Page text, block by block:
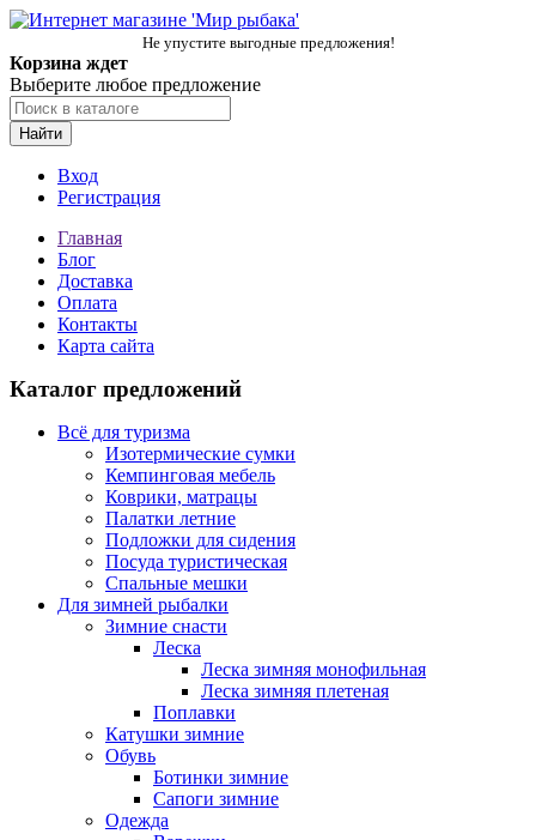
Не упустите выгодные предложения!
Корзина ждет
Выберите любое предложение
Найти
Вход
Регистрация
Главная
Блог
Доставка
Оплата
Контакты
Карта сайта
Каталог предложений
Всё для туризма
Изотермические сумки
Кемпинговая мебель
Коврики, матрацы
Палатки летние
Подложки для сидения
Посуда туристическая
Спальные мешки
Для зимней рыбалки
Зимние снасти
Леска
Леска зимняя монофильная
Леска зимняя плетеная
Поплавки
Катушки зимние
Обувь
Ботинки зимние
Сапоги зимние
Одежда